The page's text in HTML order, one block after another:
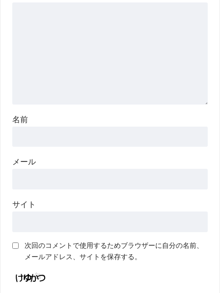
名前
メール
サイト
次回のコメントで使用するためブラウザーに自分の名前、
メールアドレス、サイトを保存する。